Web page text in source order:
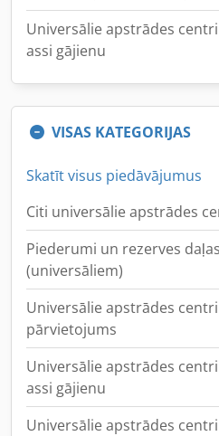
Universālie apstrādes
assi gājienu
VISAS KATEGORIJAS
Skatīt visus piedāvājumus
Citi universālie apstrādes
Piederumi un rezerves
(universāliem)
Universālie apstrādes centri
pārvietojums
Universālie apstrādes
assi gājienu
Universālie apstrādes